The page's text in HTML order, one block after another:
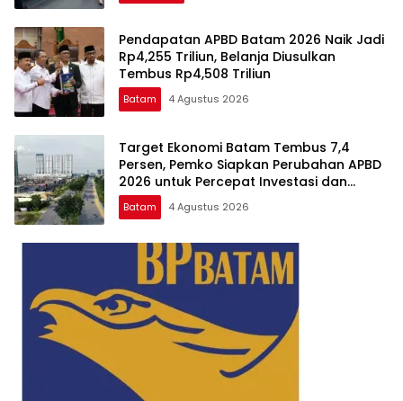
Pendapatan APBD Batam 2026 Naik Jadi
Rp4,255 Triliun, Belanja Diusulkan
Tembus Rp4,508 Triliun
Batam 4 Agustus 2026
Target Ekonomi Batam Tembus 7,4
Persen, Pemko Siapkan Perubahan APBD
2026 untuk Percepat Investasi dan
Infrastruktur
Batam 4 Agustus 2026